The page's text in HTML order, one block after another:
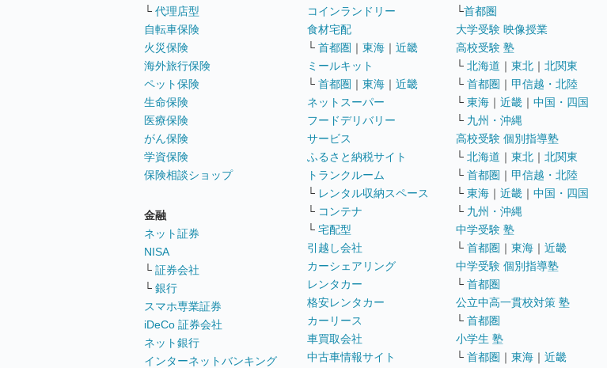
└ 代理店型
自転車保険
火災保険
海外旅行保険
ペット保険
生命保険
医療保険
がん保険
学資保険
保険相談ショップ
金融
ネット証券
NISA
└ 証券会社
└ 銀行
スマホ専業証券
iDeCo 証券会社
ネット銀行
インターネットバンキング
コインランドリー
食材宅配
└ 首都圏 ｜ 東海 ｜ 近畿
ミールキット
└ 首都圏 ｜ 東海 ｜ 近畿
ネットスーパー
フードデリバリー
サービス
ふるさと納税サイト
トランクルーム
└ レンタル収納スペース
└ コンテナ
└ 宅配型
引越し会社
カーシェアリング
レンタカー
格安レンタカー
カーリース
車買取会社
中古車情報サイト
└首都圏
大学受験 映像授業
高校受験 塾
└ 北海道 ｜ 東北 ｜ 北関東
└ 首都圏 ｜ 甲信越・北陸
└ 東海 ｜ 近畿 ｜ 中国・四国
└ 九州・沖縄
高校受験 個別指導塾
└ 北海道 ｜ 東北 ｜ 北関東
└ 首都圏 ｜ 甲信越・北陸
└ 東海 ｜ 近畿 ｜ 中国・四国
└ 九州・沖縄
中学受験 塾
└ 首都圏 ｜ 東海 ｜ 近畿
中学受験 個別指導塾
└ 首都圏
公立中高一貫校対策 塾
└ 首都圏
小学生 塾
└ 首都圏 ｜ 東海 ｜ 近畿